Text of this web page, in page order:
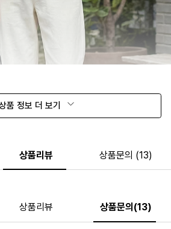
품 정보 더 보기
상품리뷰 상품문의 (13)
상품리뷰 상품문의(13)